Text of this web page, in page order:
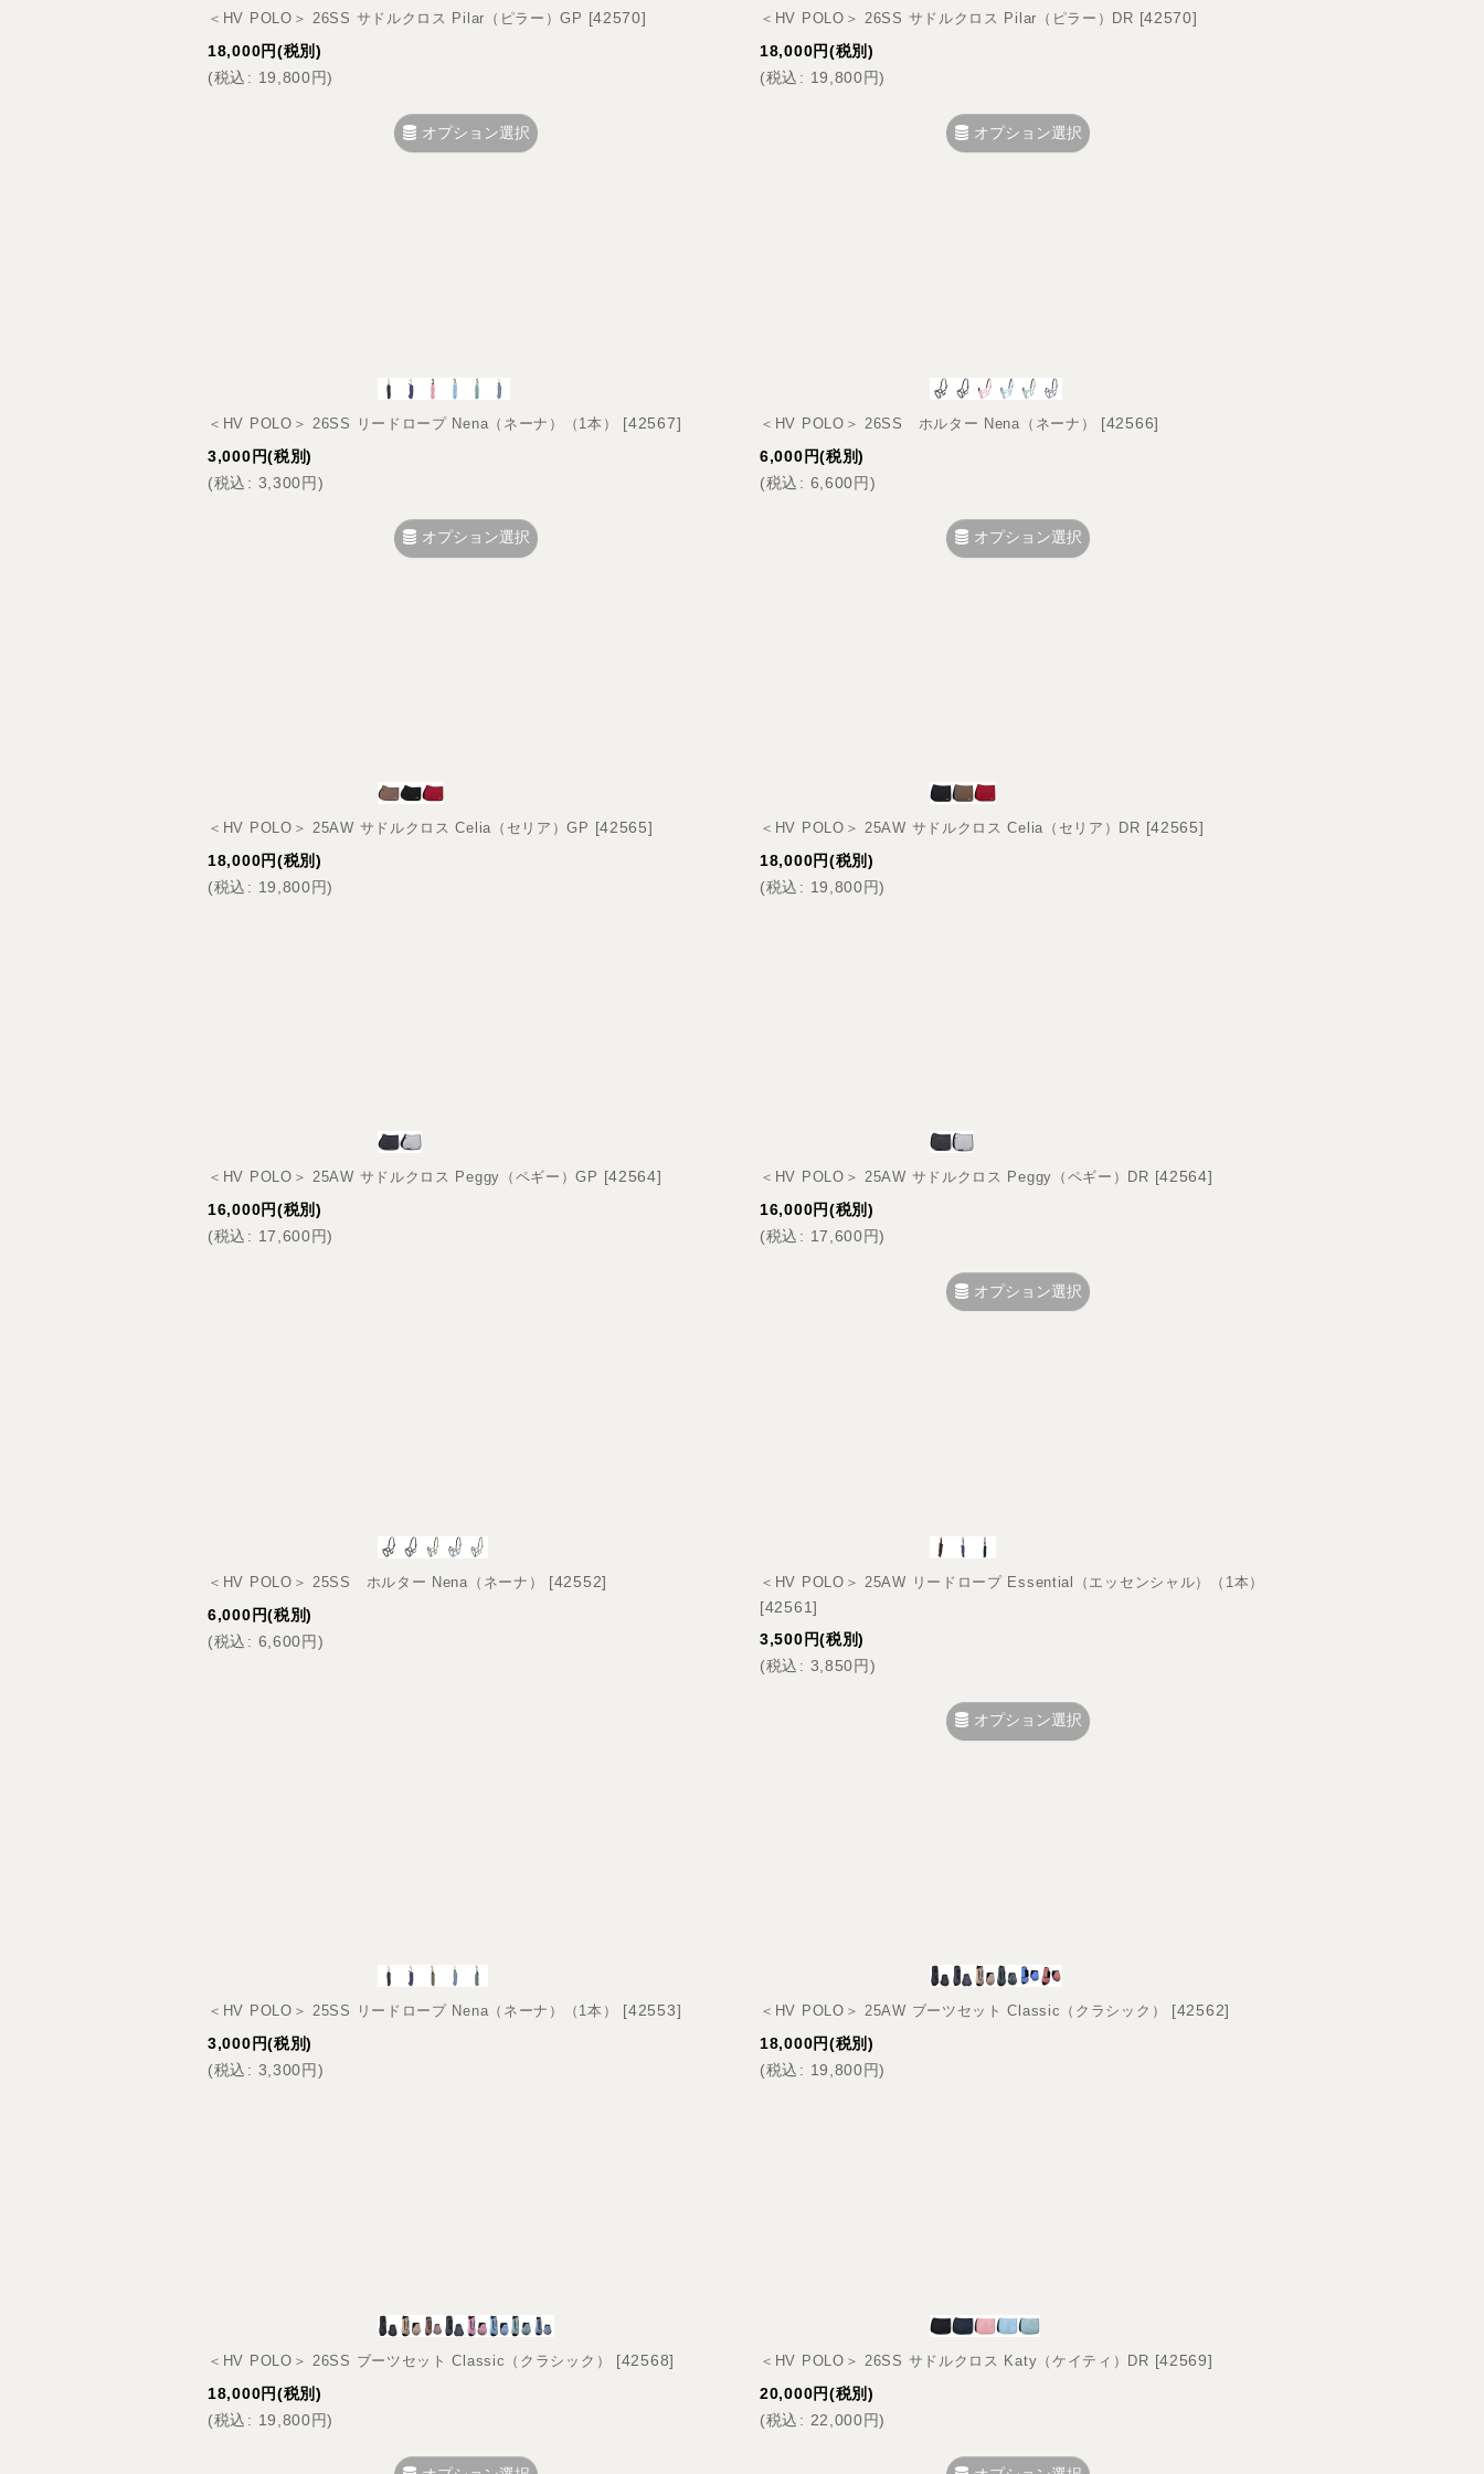
＜HV POLO＞ 26SS サドルクロス Pilar（ピラー）GP [42570]
18,000円(税別)
(税込 : 19,800円)
オプション選択
＜HV POLO＞ 26SS サドルクロス Pilar（ピラー）DR [42570]
18,000円(税別)
(税込 : 19,800円)
オプション選択
＜HV POLO＞ 26SS リードロープ Nena（ネーナ）（1本） [42567]
3,000 円(税別)
(税込 : 3,300円)
オプション選択
＜HV POLO＞ 26SS ホルター Nena（ネーナ） [42566]
6,000 円(税別)
(税込 : 6,600円)
オプション選択
＜HV POLO＞ 25AW サドルクロス Celia（セリア）GP [42565]
18,000円(税別)
(税込 : 19,800円)
＜HV POLO＞ 25AW サドルクロス Celia（セリア）DR [42565]
18,000円(税別)
(税込 : 19,800円)
＜HV POLO＞ 25AW サドルクロス Peggy（ペギー）GP [42564]
16,000円(税別)
(税込 : 17,600円)
＜HV POLO＞ 25AW サドルクロス Peggy（ペギー）DR [42564]
16,000円(税別)
(税込 : 17,600円)
オプション選択
＜HV POLO＞ 25SS ホルター Nena（ネーナ） [42552]
6,000 円(税別)
(税込 : 6,600円)
＜HV POLO＞ 25AW リードロープ Essential（エッセンシャル）（1本）
[42561]
3,500 円(税別)
(税込 : 3,850円)
オプション選択
＜HV POLO＞ 25SS リードロープ Nena（ネーナ）（1本） [42553]
3,000 円(税別)
(税込 : 3,300円)
＜HV POLO＞ 25AW ブーツセット Classic（クラシック） [42562]
18,000円(税別)
(税込 : 19,800円)
＜HV POLO＞ 26SS ブーツセット Classic（クラシック） [42568]
18,000円(税別)
(税込 : 19,800円)
＜HV POLO＞ 26SS サドルクロス Katy（ケイティ）DR [42569]
20,000円(税別)
(税込 : 22,000円)